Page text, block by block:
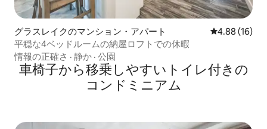
グラスレイクのマンション・アパート レビュー16
4.88 (16)
平穏な4ベッドルームの納屋ロフトでの休暇
情報の正確さ · 静か · 公園
車椅子から移乗しやすいトイレ付きの
コンドミニアム